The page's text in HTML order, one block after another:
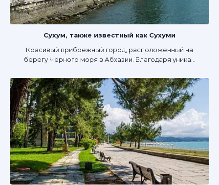
Сухум, также известный как Сухуми
Красивый прибрежный город, расположенный на
берегу Черного моря в Абхазии. Благодаря уника...